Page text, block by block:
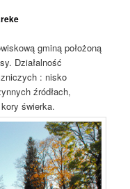
gminą położoną
Działalność
: nisko
źródłach,
świerka.